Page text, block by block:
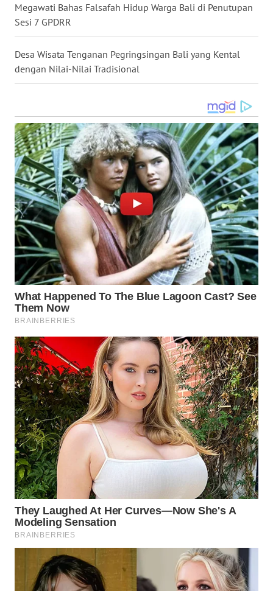
Megawati Bahas Falsafah Hidup Warga Bali di Penutupan
Sesi 7 GPDRR
Desa Wisata Tenganan Pegringsingan Bali yang Kental
dengan Nilai-Nilai Tradisional
WN
DAIRI
WN
DANAU
TOBA
NIAS
WN
LANGKAT
WN
TAPANULI
SELATAN
WN
TANJUNG
LESUNG
WN
WN
SIMALUNGUN
WN
LABUHANBATU
WN
TAPANULI
TENGAH
WN DELI
SERDANG
TEBING
TINGGI